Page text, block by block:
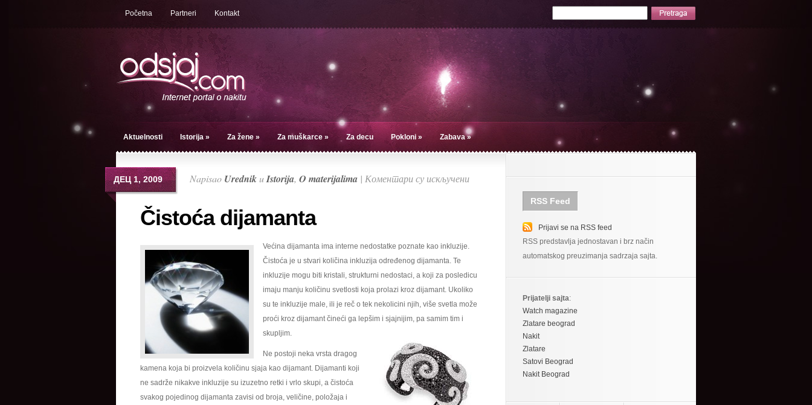
Početna Partneri Kontakt
Aktuelnosti Istorija » Za žene » Za muškarce » Za decu Pokloni » Zabava»
ДЕЦ 1, 2009 Napisao Urednik uIstorija, O materijalima | Коментари су искљученина
Čistoća dijamanta
Većina dijamanta ima interne nedostatke poznate kao inkluzije.
Čistoća je u stvari količina inkluzija određenog dijamanta. Te
inkluzije mogu biti kristali, strukturni nedostaci, a koji za posledicu
imaju manju količinu svetlosti koja prolazi kroz dijamant. Ukoliko
su te inkluzije male, ili je reč o tek nekolicini njih, više svetla može
proći kroz dijamant čineći ga lepšim i sjajnijim, pa samim tim i
skupljim.
Ne postoji neka vrsta dragog
kamena koja bi proizvela količinu sjaja kao dijamant. Dijamanti koji
ne sadrže nikakve inkluzije su izuzetno retki i vrlo skupi, a čistoća
svakog pojedinog dijamanta zavisi od broja, veličine, položaja i
RSS Feed
Prijavi se na RSS feed
RSS predstavlja jednostavan i brz način
automatskog preuzimanja sadrzaja sajta.
Prijatelji sajta:
Watch magazine
Zlatare beograd
Nakit
Zlatare
Satovi Beograd
Nakit Beograd